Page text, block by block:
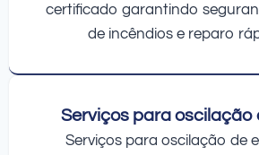
certificado garantindo
de incêndios e reparo
Serviços para oscilação
Serviços para oscilação de